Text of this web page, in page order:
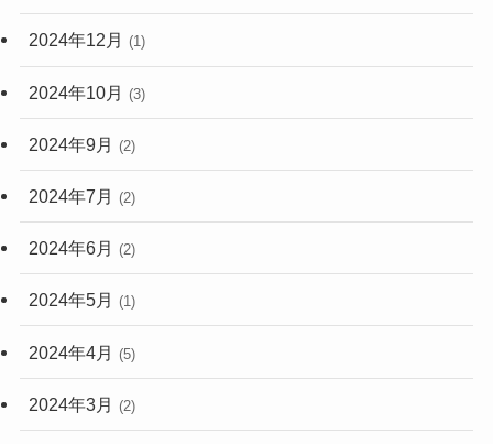
2024年12月 (1)
2024年10月 (3)
2024年9月 (2)
2024年7月 (2)
2024年6月 (2)
2024年5月 (1)
2024年4月 (5)
2024年3月 (2)